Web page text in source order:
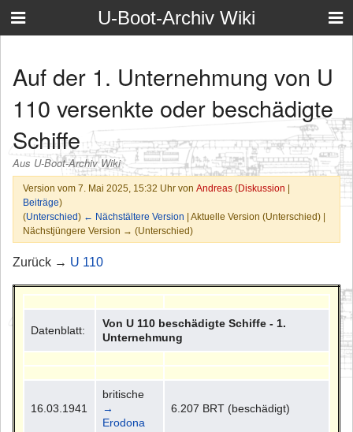
U-Boot-Archiv Wiki
Auf der 1. Unternehmung von U
110 versenkte oder beschädigte
Schiffe
Aus U-Boot-Archiv Wiki
Version vom 7. Mai 2025, 15:32 Uhr von Andreas (Diskussion |
Beiträge)
(Unterschied) ← Nächstältere Version | Aktuelle Version (Unterschied) |
Nächstjüngere Version → (Unterschied)
Zurück → U 110
Datenblatt:
Von U 110 beschädigte Schiffe - 1.
Unternehmung
16.03.1941
britische
→
Erodona
6.207 BRT (beschädigt)